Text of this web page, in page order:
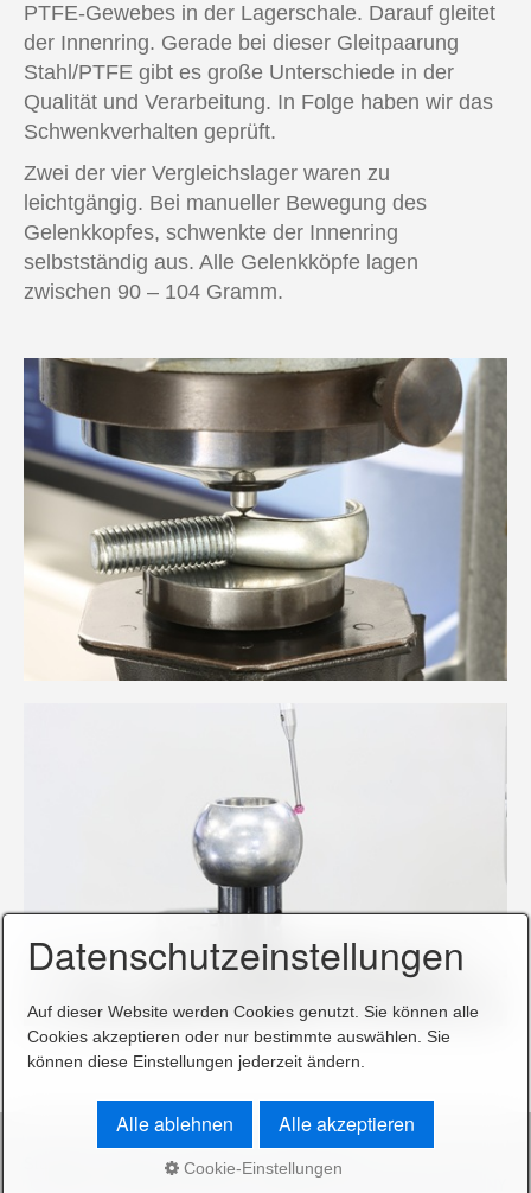
PTFE-Gewebes in der Lagerschale. Darauf gleitet
der Innenring. Gerade bei dieser Gleitpaarung
Stahl/PTFE gibt es große Unterschiede in der
Qualität und Verarbeitung. In Folge haben wir das
Schwenkverhalten geprüft.
Zwei der vier Vergleichslager waren zu
leichtgängig. Bei manueller Bewegung des
Gelenkkopfes, schwenkte der Innenring
selbstständig aus. Alle Gelenkköpfe lagen
zwischen 90 – 104 Gramm.
Impressum
Datenschutz
Datenschutzeinstellungen
Auf dieser Website werden Cookies genutzt. Sie können alle
Cookies akzeptieren oder nur bestimmte auswählen. Sie
können diese Einstellungen jederzeit ändern.
Alle ablehnen Alle akzeptieren
Cookie-Einstellungen